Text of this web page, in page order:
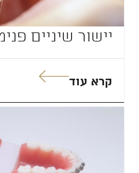
יישור שיניים
קרא עוד